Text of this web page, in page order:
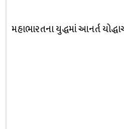
મહાભારતના યુદ્ધમાં આનર્ત